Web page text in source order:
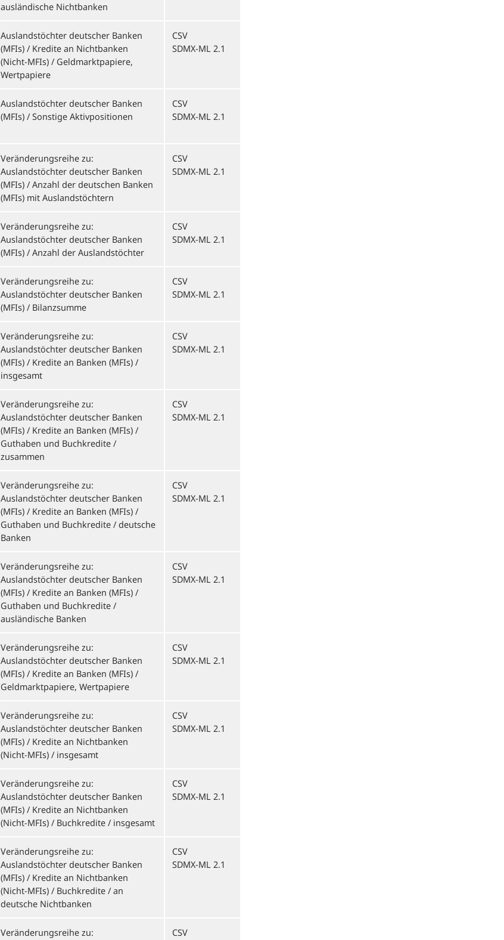
ausländische Nichtbanken
Auslandstöchter deutscher Banken
(MFIs) / Kredite an Nichtbanken
(Nicht-MFIs) / Geldmarktpapiere,
Wertpapiere
CSV
SDMX-ML 2.1
Auslandstöchter deutscher Banken
(MFIs) / Sonstige Aktivpositionen
CSV
SDMX-ML 2.1
Veränderungsreihe zu:
Auslandstöchter deutscher Banken
(MFIs) / Anzahl der deutschen Banken
(MFIs) mit Auslandstöchtern
CSV
SDMX-ML 2.1
Veränderungsreihe zu:
Auslandstöchter deutscher Banken
(MFIs) / Anzahl der Auslandstöchter
CSV
SDMX-ML 2.1
Veränderungsreihe zu:
Auslandstöchter deutscher Banken
(MFIs) / Bilanzsumme
CSV
SDMX-ML 2.1
Veränderungsreihe zu:
Auslandstöchter deutscher Banken
(MFIs) / Kredite an Banken (MFIs) /
insgesamt
CSV
SDMX-ML 2.1
Veränderungsreihe zu:
Auslandstöchter deutscher Banken
(MFIs) / Kredite an Banken (MFIs) /
Guthaben und Buchkredite /
zusammen
CSV
SDMX-ML 2.1
Veränderungsreihe zu:
Auslandstöchter deutscher Banken
(MFIs) / Kredite an Banken (MFIs) /
Guthaben und Buchkredite / deutsche
Banken
CSV
SDMX-ML 2.1
Veränderungsreihe zu:
Auslandstöchter deutscher Banken
(MFIs) / Kredite an Banken (MFIs) /
Guthaben und Buchkredite /
ausländische Banken
CSV
SDMX-ML 2.1
Veränderungsreihe zu:
Auslandstöchter deutscher Banken
(MFIs) / Kredite an Banken (MFIs) /
Geldmarktpapiere, Wertpapiere
CSV
SDMX-ML 2.1
Veränderungsreihe zu:
Auslandstöchter deutscher Banken
(MFIs) / Kredite an Nichtbanken
(Nicht-MFIs) / insgesamt
CSV
SDMX-ML 2.1
Veränderungsreihe zu:
Auslandstöchter deutscher Banken
(MFIs) / Kredite an Nichtbanken
(Nicht-MFIs) / Buchkredite / insgesamt
CSV
SDMX-ML 2.1
Veränderungsreihe zu:
Auslandstöchter deutscher Banken
(MFIs) / Kredite an Nichtbanken
(Nicht-MFIs) / Buchkredite / an
deutsche Nichtbanken
CSV
SDMX-ML 2.1
Veränderungsreihe zu:
CSV